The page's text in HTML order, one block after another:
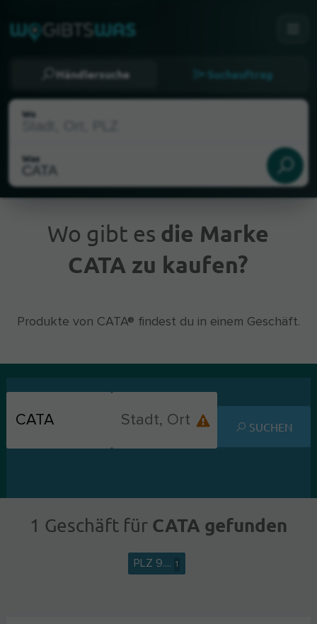
Händlersuche Suchauftrag
Wo
Was
Aktueller Standort
Wo gibt es die Marke
CATA zu kaufen?
Produkte von CATA® findest du in einem Geschäft.
SUCHEN
1 Geschäft fürCATA gefunden
PLZ 9.... 1